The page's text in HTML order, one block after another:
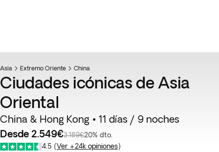
Asia Extremo Oriente China
Ciudades icónicas de Asia
Oriental
China & Hong Kong • 11 días / 9 noches
Desde 2.549€3.189€20% dto.
4.5 (Ver +24k opiniones)